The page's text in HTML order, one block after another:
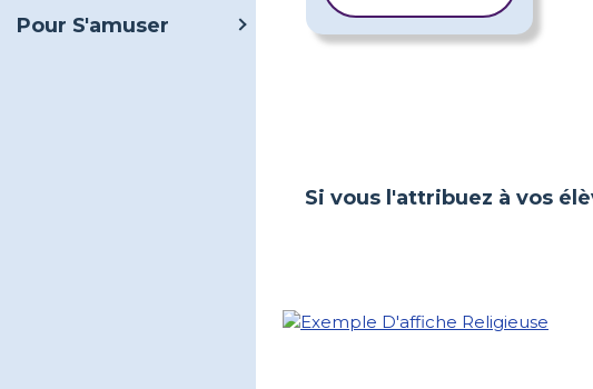
Pour S'amuser
Si vous l'attribuez à vos